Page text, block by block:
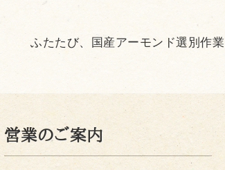
ふたたび、国産アーモンド選別作業
営業のご案内